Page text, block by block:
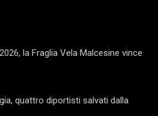
la Fraglia Vela Malcesine vince
quattro diportisti salvati dalla